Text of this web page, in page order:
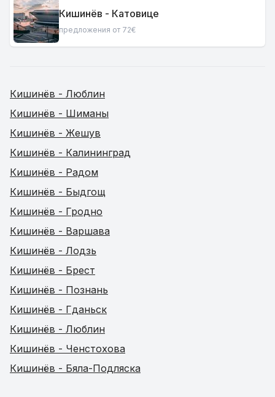
Кишинёв - Катовице
предложения от 72€
Кишинёв - Люблин
Кишинёв - Шиманы
Кишинёв - Жешув
Кишинёв - Калининград
Кишинёв - Радом
Кишинёв - Быдгощ
Кишинёв - Гродно
Кишинёв - Варшава
Кишинёв - Лодзь
Кишинёв - Брест
Кишинёв - Познань
Кишинёв - Гданьск
Кишинёв - Люблин
Кишинёв - Ченстохова
Кишинёв - Бяла-Подляска